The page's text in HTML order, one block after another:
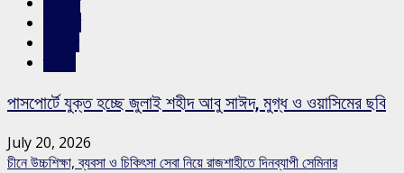
পাসপোর্টে যুক্ত হচ্ছে জুলাই শহীদ আবু সাঈদ, মুগ্ধ ও ওয়াসিমের ছবি
July 20, 2026
চীনে উচ্চশিক্ষা, ব্যবসা ও চিকিৎসা সেবা নিয়ে রাজশাহীতে দিনব্যাপী সেমিনার